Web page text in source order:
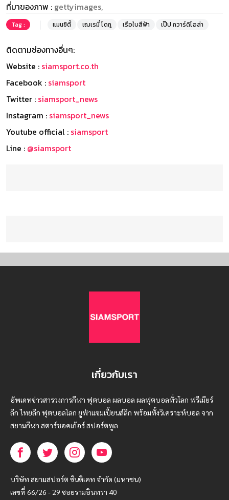
ที่มาของภาพ : gettyimages,
Tag : แมนซิตี้ เฌเรมี่ โดกู เรือใบสีฟ้า เป๊ป กวาร์ดิโอล่า
ติดตามช่องทางอื่นๆ:
Website : siamsport.co.th
Facebook : siamsport
Twitter : siamsport_news
Instagram : siamsport_news
Youtube official : siamsport
Line : @siamsport
เกี่ยวกับเรา
อัพเดทข่าวสารวงการกีฬา ฟุตบอล ผลบอล ผลฟุตบอลทั่วโลก ฟรีเมียร์
ลีก ไทยลีก ฟุตบอลโลก ยูฟ่าแซมเปี้ยนส์ลีก พร้อมทั้งวิเคราะห์บอล จาก
สยามกีฬา สตาร์ชอคเก้อร์ สปอร์ตพูล
บริษัท สยามสปอร์ต ซินติเคท จำกัด (มหาชน)
เลขที่ 66/26 - 29 ซอยรามอินทรา 40